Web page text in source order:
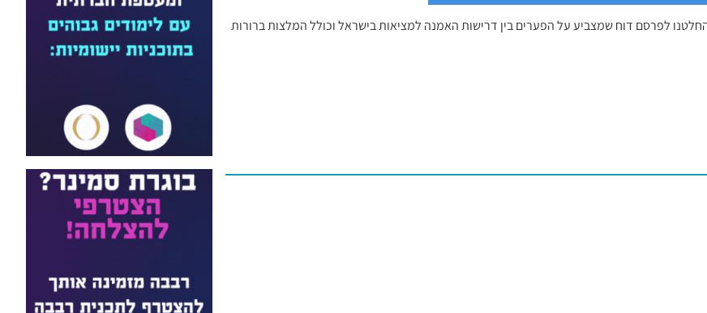
החלטנו לפרסם דוח שמצביע על הפערים בין דרישות האמנה למציאות בישראל וכולל המלצות ברורות